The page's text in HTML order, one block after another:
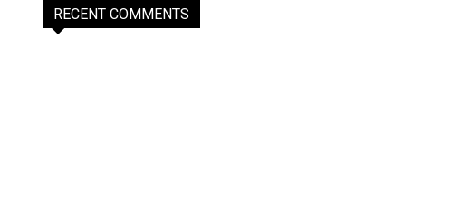
RECENT COMMENTS